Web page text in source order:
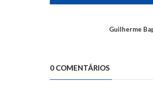
Guilherme
0 COMENTÁRIOS